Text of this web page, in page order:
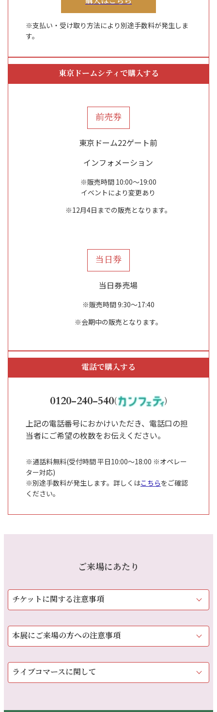
※支払い・受け取り方法により別途手数料が発生しま
す。
東京ドームシティで購入する
前売券
東京ドーム22ゲート前
インフォメーション
※販売時間 10:00～19:00
イベントにより変更あり
※12月4日までの販売となります。
当日券
当日券売場
※販売時間 9:30～17:40
※会期中の販売となります。
電話で購入する
0120-240-540( )
上記の電話番号におかけいただき、電話口の担
当者にご希望の枚数をお伝えください。
※通話料無料(受付時間 平日10:00～18:00 ※オペレー
ター対応)
※別途手数料が発生します。詳しくはこちらをご確認
ください。
ご来場にあたり
チケットに関する注意事項
本展にご来場の方への注意事項
ライブコマースに関して